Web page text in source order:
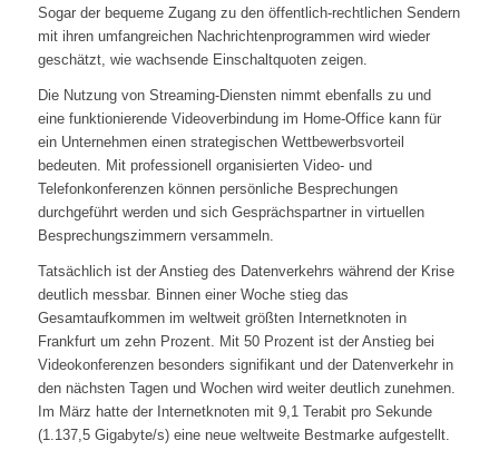
Sogar der bequeme Zugang zu den öffentlich-rechtlichen Sendern
mit ihren umfangreichen Nachrichtenprogrammen wird wieder
geschätzt, wie wachsende Einschaltquoten zeigen.
Die Nutzung von Streaming-Diensten nimmt ebenfalls zu und
eine funktionierende Videoverbindung im Home-Office kann für
ein Unternehmen einen strategischen Wettbewerbsvorteil
bedeuten. Mit professionell organisierten Video- und
Telefonkonferenzen können persönliche Besprechungen
durchgeführt werden und sich Gesprächspartner in virtuellen
Besprechungszimmern versammeln.
Tatsächlich ist der Anstieg des Datenverkehrs während der Krise
deutlich messbar. Binnen einer Woche stieg das
Gesamtaufkommen im weltweit größten Internetknoten in
Frankfurt um zehn Prozent. Mit 50 Prozent ist der Anstieg bei
Videokonferenzen besonders signifikant und der Datenverkehr in
den nächsten Tagen und Wochen wird weiter deutlich zunehmen.
Im März hatte der Internetknoten mit 9,1 Terabit pro Sekunde
(1.137,5 Gigabyte/s) eine neue weltweite Bestmarke aufgestellt.